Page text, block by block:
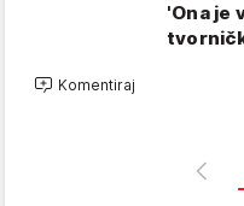
'Ona je
Komentiraj